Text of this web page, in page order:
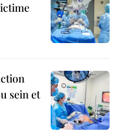
sein et